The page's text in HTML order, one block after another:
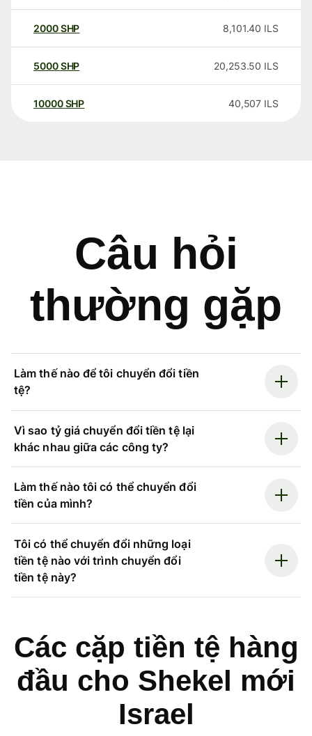
2000SHP 8,101.40 ILS
5000SHP 20,253.50 ILS
10000 SHP 40,507 ILS
Câu hỏi
thường gặp
Làm thế nào để tôi chuyển đổi tiền
tệ?
Vì sao tỷ giá chuyển đổi tiền tệ lại
khác nhau giữa các công ty?
Làm thế nào tôi có thể chuyển đổi
tiền của mình?
Tôi có thể chuyển đổi những loại
tiền tệ nào với trình chuyển đổi
tiền tệ này?
Các cặp tiền tệ hàng
đầu cho Shekel mới
Israel